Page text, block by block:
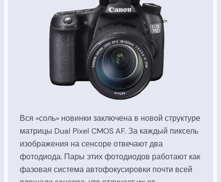
Вся «соль» новинки заключена в новой структуре
матрицы Dual Pixel CMOS AF. За каждый пиксель
изображения на сенсоре отвечают два
фотодиода. Пары этих фотодиодов работают как
фазовая система автофокусировки почти всей